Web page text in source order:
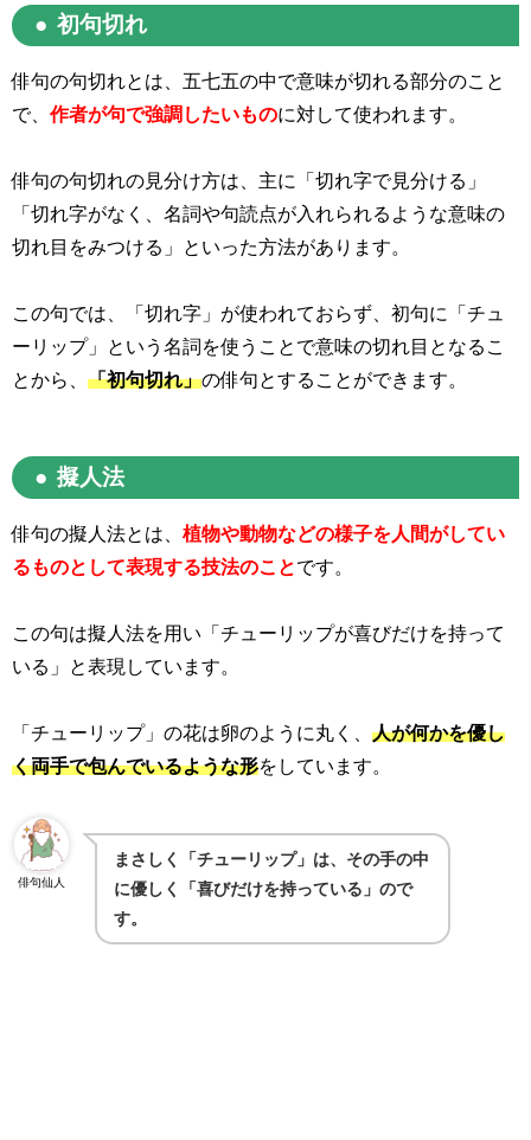
初句切れ
俳句の句切れとは、五七五の中で意味が切れる部分のこと
で、 作者が句で強調したいものに対して使われます。
俳句の句切れの見分け方は、主に「切れ字で見分ける」
「切れ字がなく、名詞や句読点が入れられるような意味の
切れ目をみつける」といった方法があります。
この句では、「切れ字」が使われておらず、初句に「チュ
ーリップ」という名詞を使うことで意味の切れ目となるこ
とから、 「初句切れ」の俳句とすることができます。
擬人法
俳句の擬人法とは、 植物や動物などの様子を人間がしてい
るものとして表現する技法のことです。
この句は擬人法を用い「チューリップが喜びだけを持って
いる」と表現しています。
「チューリップ」の花は卵のように丸く、 人が何かを優し
く両手で包んでいるような形をしています。
俳句仙人
まさしく「チューリップ」は、その手の中
に優しく「喜びだけを持っている」ので
す。